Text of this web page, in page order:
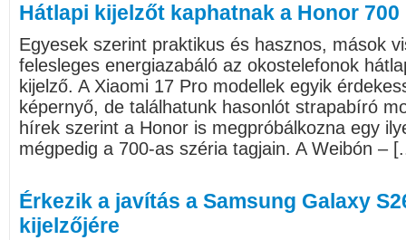
Hátlapi kijelzőt kaphatnak a Honor
Egyesek szerint praktikus és hasznos, mások
felesleges energiazabáló az okostelefonok
kijelző. A Xiaomi 17 Pro modellek egyik
képernyő, de találhatunk hasonlót strapabíró
hírek szerint a Honor is megpróbálkozna egy
mégpedig a 700-as széria tagjain. A Weibón –
Érkezik a javítás a Samsung Galaxy
kijelzőjére